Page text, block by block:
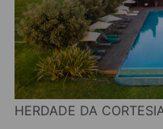
HERDADE DA